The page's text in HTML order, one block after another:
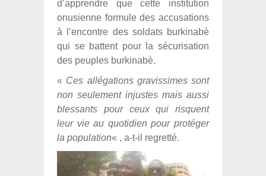
d’apprendre que cette institution
onusienne formule des accusations
à l’encontre des soldats burkinabè
qui se battent pour la sécurisation
des peuples burkinabè.
« Ces allégations gravissimes sont
non seulement injustes mais aussi
blessants pour ceux qui risquent
leur vie au quotidien pour protéger
la population« , a-t-il regretté.